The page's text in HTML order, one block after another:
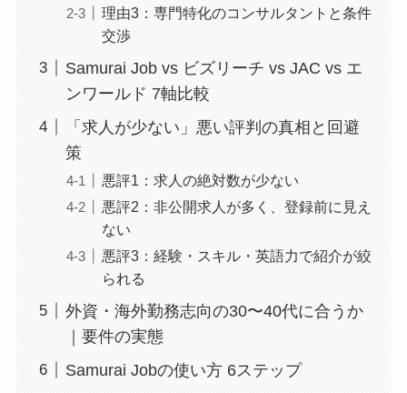
理由3：専門特化のコンサルタントと条件
交渉
Samurai Job vs ビズリーチ vs JAC vs エ
ンワールド 7軸比較
「求人が少ない」悪い評判の真相と回避
策
悪評1：求人の絶対数が少ない
悪評2：非公開求人が多く、登録前に見え
ない
悪評3：経験・スキル・英語力で紹介が絞
られる
外資・海外勤務志向の30〜40代に合うか
｜要件の実態
Samurai Jobの使い方 6ステップ